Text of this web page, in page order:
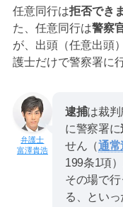
任意同行は拒否でき
た、任意同行は警察
が、出頭（任意出頭
護士だけで警察署に
富澤貴浩
逮捕は裁判
に警察署に
せん（通常
199条1項）
その場で
る、とい